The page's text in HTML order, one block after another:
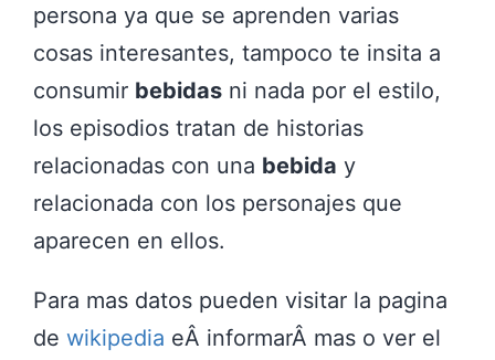
persona ya que se aprenden varias
cosas interesantes, tampoco te insita a
consumir bebidas ni nada por el estilo,
los episodios tratan de historias
relacionadas con una bebida y
relacionada con los personajes que
aparecen en ellos.
Para mas datos pueden visitar la pagina
de wikipedia eÂ informarÂ mas o ver el